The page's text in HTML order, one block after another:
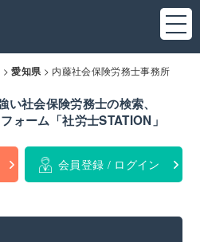
>愛知県 > 内藤社会保険労務士事務所
い社会保険労務士の検索、
ォーム「社労士STATION」
会員登録 / ログイン